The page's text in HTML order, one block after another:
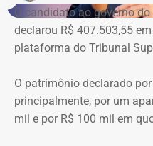
O candidato ao governo
declarou R$ 407.503,55
plataforma do Tribunal
O patrimônio declarado
principalmente, por um
mil e por R$ 100 mil em